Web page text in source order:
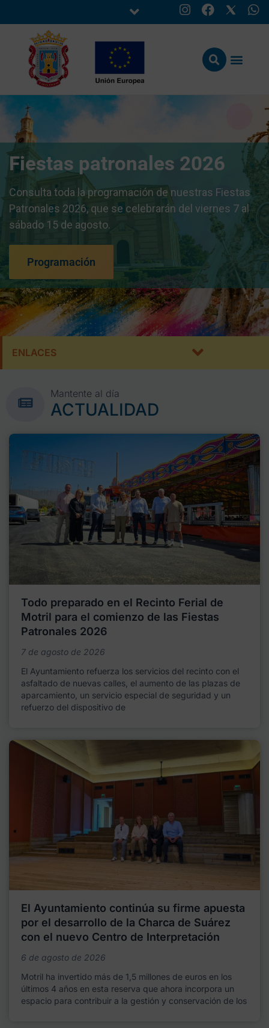
Fiestas patronales 2026
Consulta toda la programación de nuestras Fiestas
Patronales 2026, que se celebrarán del viernes 7 al
sábado 15 de agosto.
Programación
ENLACES
Mantente al día
ACTUALIDAD
Todo preparado en el Recinto Ferial de
Motril para el comienzo de las Fiestas
Patronales 2026
7 de agosto de 2026
El Ayuntamiento refuerza los servicios del recinto con el
asfaltado de nuevas calles, el aumento de las plazas de
aparcamiento, un servicio especial de seguridad y un
refuerzo del dispositivo de
El Ayuntamiento continúa su firme apuesta
por el desarrollo de la Charca de Suárez
con el nuevo Centro de Interpretación
6 de agosto de 2026
Motril ha invertido más de 1,5 millones de euros en los
últimos 4 años en esta reserva que ahora incorpora un
espacio para contribuir a la gestión y conservación de los